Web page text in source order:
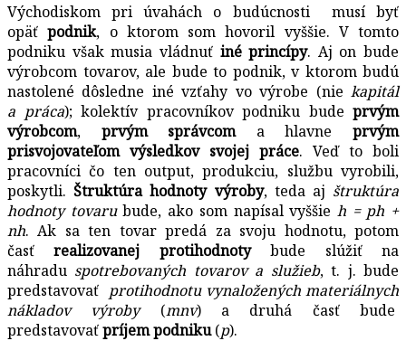
Východiskom pri úvahách o budúcnosti musí byť
opäťpodnik, o ktorom som hovoril vyššie. V tomto
podniku však musia vládnuť iné princípy. Aj on bude
výrobcom tovarov, ale bude to podnik, v ktorom budú
nastolené dôsledne iné vzťahy vo výrobe (nie kapitál
a práca); kolektív pracovníkov podniku bude prvým
výrobcom, prvým správcoma hlavneprvým
prisvojovateľom výsledkov svojej práce. Veď to boli
pracovníci čo ten output, produkciu, službu vyrobili,
poskytli.Štruktúra hodnoty výroby, teda aj štruktúra
hodnoty tovarubude, ako som napísal vyššie h = ph +
nh. Ak sa ten tovar predá za svoju hodnotu, potom
časťrealizovanej protihodnotybude slúžiť na
náhradu spotrebovaných tovarov a služieb, t. j. bude
predstavovať protihodnotu vynaložených materiálnych
nákladov výroby(mnv) a druhá časť bude
predstavovaťpríjem podniku(p).